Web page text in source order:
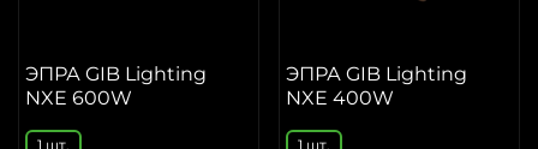
ЭПРА GIB Lighting
NXE 600W
1 шт.
ЭПРА GIB Lighting
NXE 400W
1 шт.